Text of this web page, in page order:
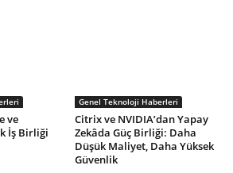
ve
İş Birliği
Genel Teknoloji Haberleri
Citrix ve NVIDIA’dan Yapay
Zekâda Güç Birliği: Daha
Düşük Maliyet, Daha Yüksek
Güvenlik